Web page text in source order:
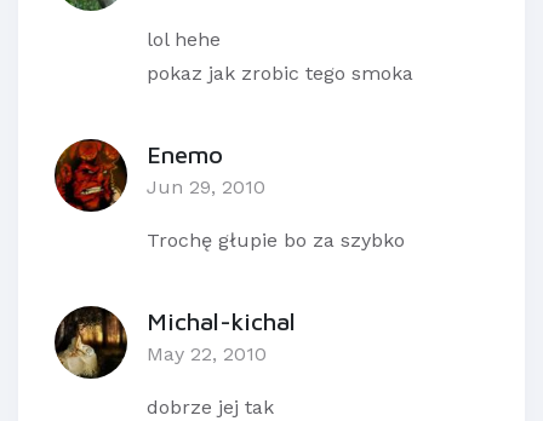
lol hehe
pokaz jak zrobic tego smoka
Enemo
Jun 29, 2010
Trochę głupie bo za szybko
Michal-kichal
May 22, 2010
dobrze jej tak